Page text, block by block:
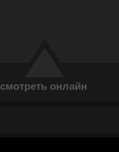
смотреть онлайн